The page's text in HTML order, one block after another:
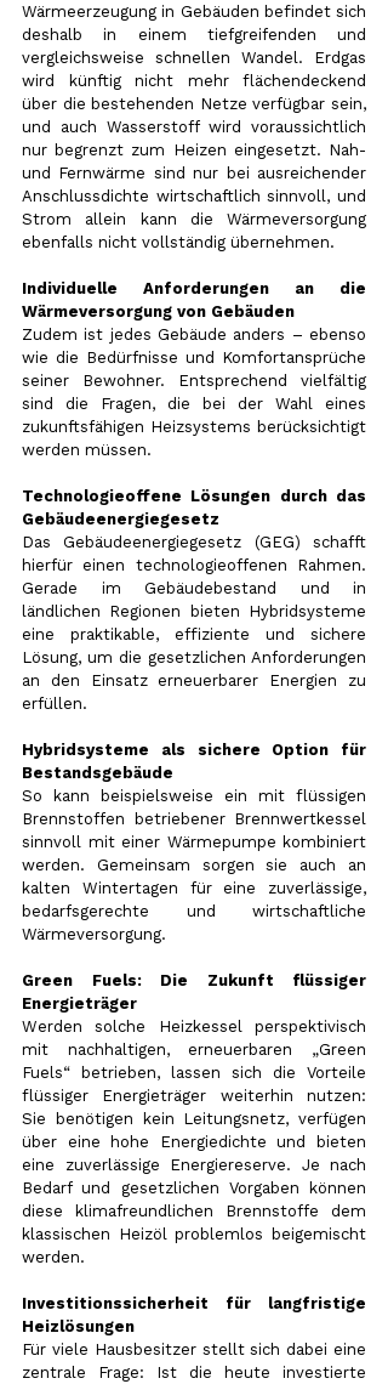
Wärmeerzeugung in Gebäuden befindet sich
deshalb in einem tiefgreifenden und
vergleichsweise schnellen Wandel. Erdgas
wird künftig nicht mehr flächendeckend
über die bestehenden Netze verfügbar sein,
und auch Wasserstoff wird voraussichtlich
nur begrenzt zum Heizen eingesetzt. Nah-
und Fernwärme sind nur bei ausreichender
Anschlussdichte wirtschaftlich sinnvoll, und
Strom allein kann die Wärmeversorgung
ebenfalls nicht vollständig übernehmen.
Individuelle Anforderungen an die
Wärmeversorgung von Gebäuden
Zudem ist jedes Gebäude anders – ebenso
wie die Bedürfnisse und Komfortansprüche
seiner Bewohner. Entsprechend vielfältig
sind die Fragen, die bei der Wahl eines
zukunftsfähigen Heizsystems berücksichtigt
werden müssen.
Technologieoffene Lösungen durch das
Gebäudeenergiegesetz
Das Gebäudeenergiegesetz (GEG) schafft
hierfür einen technologieoffenen Rahmen.
Gerade im Gebäudebestand und in
ländlichen Regionen bieten Hybridsysteme
eine praktikable, effiziente und sichere
Lösung, um die gesetzlichen Anforderungen
an den Einsatz erneuerbarer Energien zu
erfüllen.
Hybridsysteme als sichere Option für
Bestandsgebäude
So kann beispielsweise ein mit flüssigen
Brennstoffen betriebener Brennwertkessel
sinnvoll mit einer Wärmepumpe kombiniert
werden. Gemeinsam sorgen sie auch an
kalten Wintertagen für eine zuverlässige,
bedarfsgerechte und wirtschaftliche
Wärmeversorgung.
Green Fuels: Die Zukunft flüssiger
Energieträger
Werden solche Heizkessel perspektivisch
mit nachhaltigen, erneuerbaren „Green
Fuels“ betrieben, lassen sich die Vorteile
flüssiger Energieträger weiterhin nutzen:
Sie benötigen kein Leitungsnetz, verfügen
über eine hohe Energiedichte und bieten
eine zuverlässige Energiereserve. Je nach
Bedarf und gesetzlichen Vorgaben können
diese klimafreundlichen Brennstoffe dem
klassischen Heizöl problemlos beigemischt
werden.
Investitionssicherheit für langfristige
Heizlösungen
Für viele Hausbesitzer stellt sich dabei eine
zentrale Frage: Ist die heute investierte